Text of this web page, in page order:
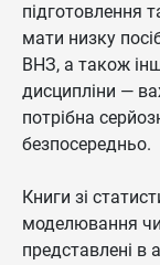
підготовлення
мати низку
ВНЗ, а також
дисципліни —
потрібна
безпосередньо.
Книги зі
моделювання
представлені в